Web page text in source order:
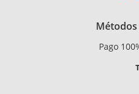
Pago